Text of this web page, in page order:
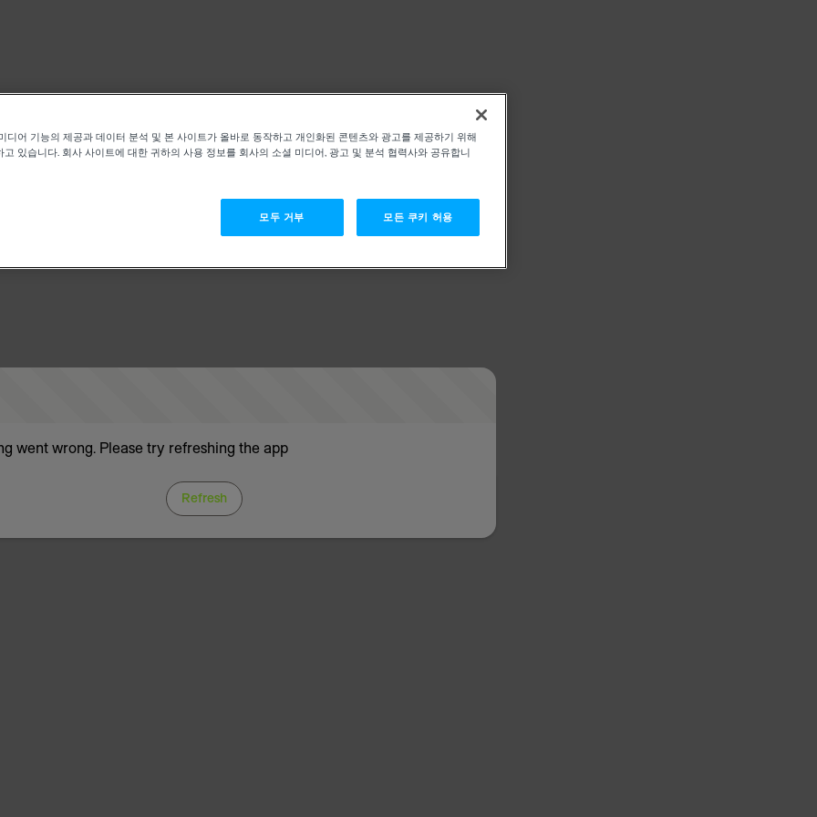
went wrong. Please try refreshing the app
Refresh
디어 기능의 제공과 데이터 분석 및 본 사이트가 올바로 동작하고 개인화된 콘텐츠와 광고를 제공하기 위해
고 있습니다. 회사 사이트에 대한 귀하의 사용 정보를 회사의 소셜 미디어, 광고 및 분석 협력사와 공유합니
모두 거부 모든 쿠키 허용